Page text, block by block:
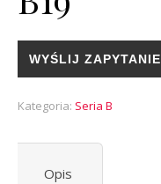
WYŚLIJ ZAPYTANIE
Kategoria: Seria B
Opis